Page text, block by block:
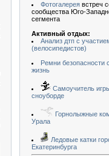
Фотогалерея встреч
сообщества Юго-
сегмента
Активный отдых:
Анализ дтп с
(велосипедистов)
Ремни безопасности
жизнь
Самоучитель
сноуборде
Горнолыжные
Урала
Ледовые катки
Екатеринбурга